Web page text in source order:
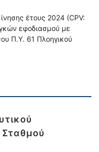
έτους 2024 (CPV:
εφοδιασμού με
Π.Υ. 61 Πλοηγικού